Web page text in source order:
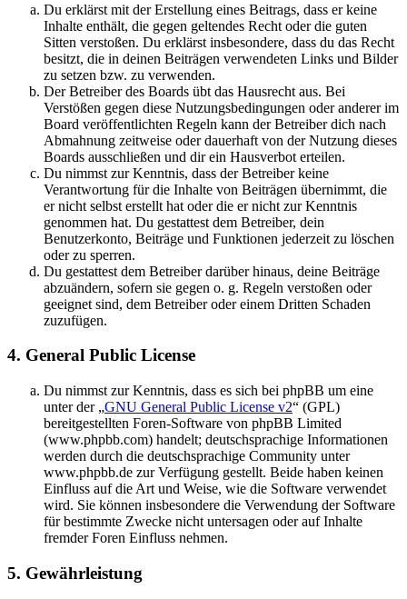
Du erklärst mit der Erstellung eines Beitrags, dass er keine
Inhalte enthält, die gegen geltendes Recht oder die guten
Sitten verstoßen. Du erklärst insbesondere, dass du das Recht
besitzt, die in deinen Beiträgen verwendeten Links und Bilder
zu setzen bzw. zu verwenden.
Der Betreiber des Boards übt das Hausrecht aus. Bei
Verstößen gegen diese Nutzungsbedingungen oder anderer im
Board veröffentlichten Regeln kann der Betreiber dich nach
Abmahnung zeitweise oder dauerhaft von der Nutzung dieses
Boards ausschließen und dir ein Hausverbot erteilen.
Du nimmst zur Kenntnis, dass der Betreiber keine
Verantwortung für die Inhalte von Beiträgen übernimmt, die
er nicht selbst erstellt hat oder die er nicht zur Kenntnis
genommen hat. Du gestattest dem Betreiber, dein
Benutzerkonto, Beiträge und Funktionen jederzeit zu löschen
oder zu sperren.
Du gestattest dem Betreiber darüber hinaus, deine Beiträge
abzuändern, sofern sie gegen o. g. Regeln verstoßen oder
geeignet sind, dem Betreiber oder einem Dritten Schaden
zuzufügen.
4. General Public License
Du nimmst zur Kenntnis, dass es sich bei phpBB um eine
unter der „GNU General Public License v2“ (GPL)
bereitgestellten Foren-Software von phpBB Limited
(www.phpbb.com) handelt; deutschsprachige Informationen
werden durch die deutschsprachige Community unter
www.phpbb.de zur Verfügung gestellt. Beide haben keinen
Einfluss auf die Art und Weise, wie die Software verwendet
wird. Sie können insbesondere die Verwendung der Software
für bestimmte Zwecke nicht untersagen oder auf Inhalte
fremder Foren Einfluss nehmen.
5. Gewährleistung